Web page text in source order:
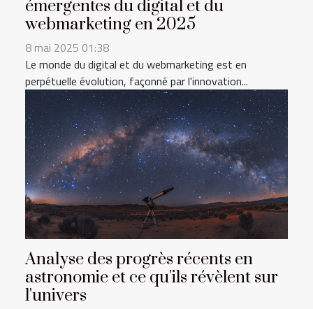
émergentes du digital et du
webmarketing en 2025
8 mai 2025 01:38
Le monde du digital et du webmarketing est en
perpétuelle évolution, façonné par l'innovation...
Analyse des progrès récents en
astronomie et ce qu'ils révèlent sur
l'univers